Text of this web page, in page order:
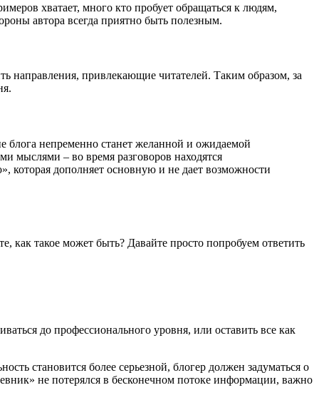
хватает, много кто пробует обращаться к людям,
автора всегда приятно быть полезным.
направления, привлекающие читателей. Таким образом, за
блога непременно станет желанной и ожидаемой
мыслями – во время разговоров находятся
которая дополняет основную и не дает возможности
как такое может быть? Давайте просто попробуем ответить
до профессионального уровня, или оставить все как
становится более серьезной, блогер должен задуматься о
не потерялся в бесконечном потоке информации, важно